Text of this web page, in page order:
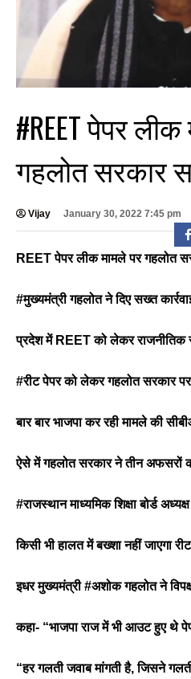
#REET पेपर
गहलोत सरकार
Vijay January 30, 2022 7:45 pm
REET पेपर लीक मामले पर गहलोत
#मुख्यमंत्री गहलोत ने दिए सख्त
प्रदेश में REET को लेकर राजनीतिक
#रीट पेपर को लेकर गहलोत सरकार पर
बार बार भाजपा कर रही मामले की
ऐसे में गहलोत सरकार ने तीन अफसरों
#राजस्थान माध्यमिक शिक्षा बोर्ड
किसी भी हालत में बख्शा नहीं जाएगा
इधर मुख्यमंत्री #अशोक गहलोत ने
कहा- “भाजपा राज में भी आउट हुए थे
“हर गलती जवाब मांगती है, जिसने